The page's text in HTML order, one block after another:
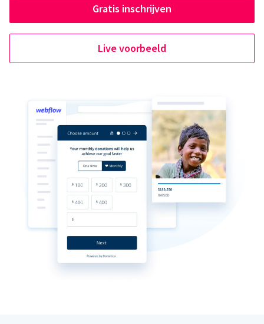
Gratis inschrijven
Live voorbeeld